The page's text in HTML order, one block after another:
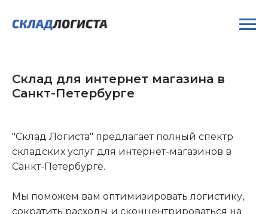
Склад для интернет магазина в
Санкт-Петербурге
"Склад Логиста" предлагает полный спектр
складских услуг для интернет-магазинов в
Санкт-Петербурге.
Мы поможем вам оптимизировать логистику,
сократить расходы и сконцентрироваться на